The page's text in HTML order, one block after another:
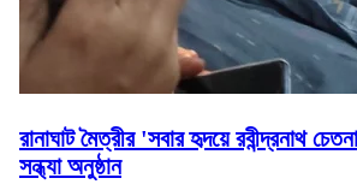
রানাঘাট মৈত্রীর 'সবার হৃদয়ে রবীন্দ্রনাথ চেতনায় নজরুল' স্মরণ
সন্ধ্যা অনুষ্ঠান